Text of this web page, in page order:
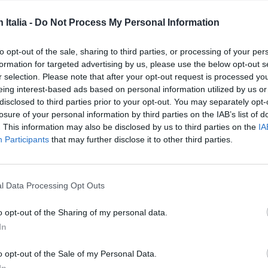
Italia - Do Not Process My Personal Information
opt-out of the sale, sharing to third parties, or processing of your
for targeted advertising by us, please use the below opt-out
selection. Please note that after your opt-out request is processed
interest-based ads based on personal information utilized by us
to third parties prior to your opt-out. You may separately
of your personal information by third parties on the IAB’s list of
This information may also be disclosed by us to third parties on the
Participants that may further disclose it to other third parties.
Data Processing Opt Outs
opt-out of the Sharing of my personal data.
opt-out of the Sale of my Personal Data.
che sta navigando verso il porto con a
in zona Sar(Search and rescue) libica. La
giovedì 11 aprile e sarà il secondo
questa città portuale.
4
Laura
con i
4